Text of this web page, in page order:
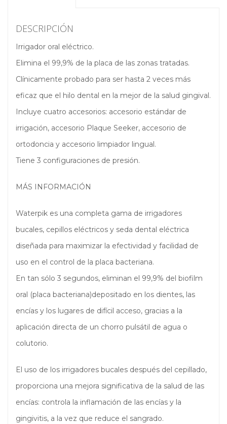
DESCRIPCIÓN
Irrigador oral eléctrico.
Elimina el 99,9% de la placa de las zonas tratadas.
Clínicamente probado para ser hasta 2 veces más
eficaz que el hilo dental en la mejor de la salud gingival.
Incluye cuatro accesorios: accesorio estándar de
irrigación, accesorio Plaque Seeker, accesorio de
ortodoncia y accesorio limpiador lingual.
Tiene 3 configuraciones de presión.
MÁS INFORMACIÓN
Waterpik es una completa gama de irrigadores
bucales, cepillos eléctricos y seda dental eléctrica
diseñada para maximizar la efectividad y facilidad de
uso en el control de la placa bacteriana.
En tan sólo 3 segundos, eliminan el 99,9% del biofilm
oral (placa bacteriana)depositado en los dientes, las
encías y los lugares de difícil acceso, gracias a la
aplicación directa de un chorro pulsátil de agua o
colutorio.
El uso de los irrigadores bucales después del cepillado,
proporciona una mejora significativa de la salud de las
encías: controla la inflamación de las encías y la
gingivitis, a la vez que reduce el sangrado.